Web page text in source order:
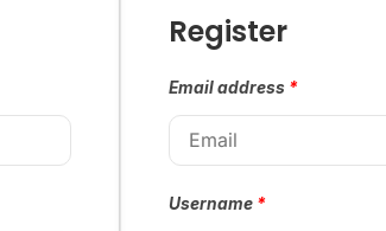
Register
Email address *
Username *